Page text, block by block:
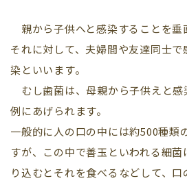
親から子供へと感染することを垂
それに対して、夫婦間や友達同士
染といいます。
むし歯菌は、母親から子供えと感
例にあげられます。
一般的に人の口の中には約500種類
すが、この中で善玉といわれる細
り込むとそれを食べるなどして、